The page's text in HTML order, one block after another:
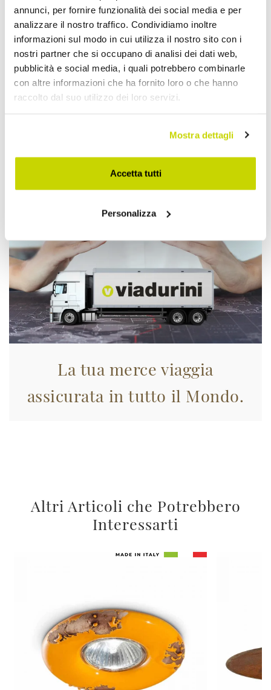
annunci, per fornire funzionalità dei social media e per
analizzare il nostro traffico. Condividiamo inoltre
informazioni sul modo in cui utilizza il nostro sito con i
nostri partner che si occupano di analisi dei dati web,
pubblicità e social media, i quali potrebbero combinarle
con altre informazioni che ha fornito loro o che hanno
raccolto dal suo utilizzo dei loro servizi.
Mostra dettagli
Accetta tutti
Personalizza
Approfittane subito!
La tua merce viaggia
assicurata in tutto il Mondo.
Altri Articoli che Potrebbero
Interessarti